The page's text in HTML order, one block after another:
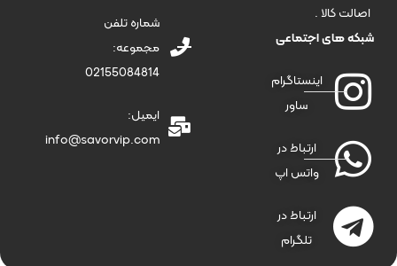
اصالت کالا .
شبکه های اجتماعی
اینستاگرام
ساور
ارتباط در
واتس اپ
ارتباط در
تلگرام
شماره تلفن
مجموعه:
02155084814
ایمیل:
info@savorvip.com